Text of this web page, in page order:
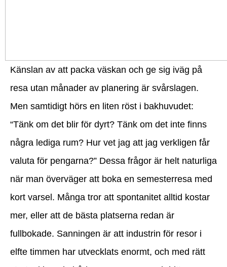
Känslan av att packa väskan och ge sig iväg på
resa utan månader av planering är svårslagen.
Men samtidigt hörs en liten röst i bakhuvudet:
“Tänk om det blir för dyrt? Tänk om det inte finns
några lediga rum? Hur vet jag att jag verkligen får
valuta för pengarna?” Dessa frågor är helt naturliga
när man överväger att boka en semesterresa med
kort varsel. Många tror att spontanitet alltid kostar
mer, eller att de bästa platserna redan är
fullbokade. Sanningen är att industrin för resor i
elfte timmen har utvecklats enormt, och med rätt